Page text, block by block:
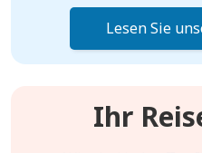
Lesen Sie
Ihr